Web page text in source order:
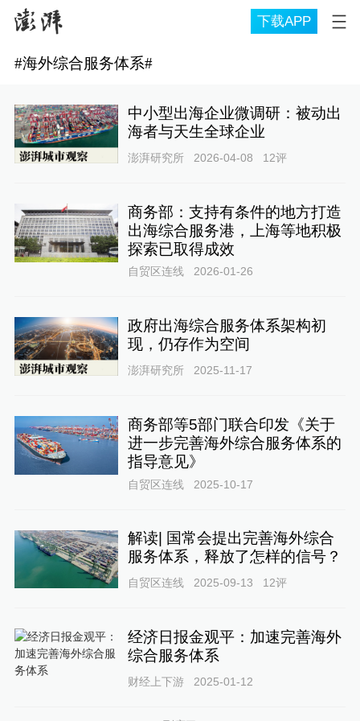
下载APP
#海外综合服务体系#
中小型出海企业微调研：被动出
海者与天生全球企业
澎湃研究所 2026-04-08 12评
商务部：支持有条件的地方打造
出海综合服务港，上海等地积极
探索已取得成效
自贸区连线 2026-01-26
政府出海综合服务体系架构初
现，仍存作为空间
澎湃研究所 2025-11-17
商务部等5部门联合印发《关于
进一步完善海外综合服务体系的
指导意见》
自贸区连线 2025-10-17
解读| 国常会提出完善海外综合
服务体系，释放了怎样的信号？
自贸区连线 2025-09-13 12评
经济日报金观平：加速完善海外
综合服务体系
财经上下游 2025-01-12